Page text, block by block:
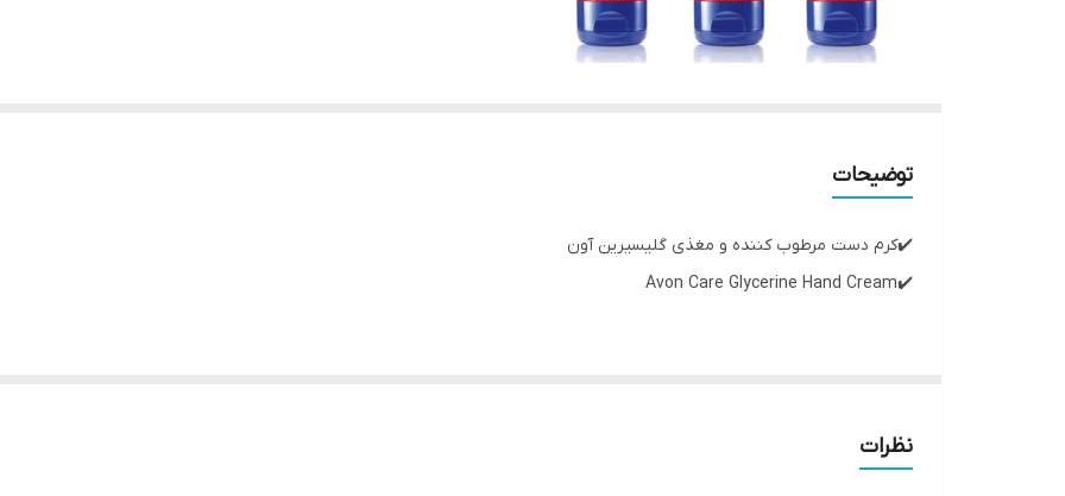
توضیحات
✔️کرم دست مرطوب کننده و مغذی گلیسیرین آون
✔️Avon Care Glycerine Hand Cream
✔️ویژگی ها:
نظرات